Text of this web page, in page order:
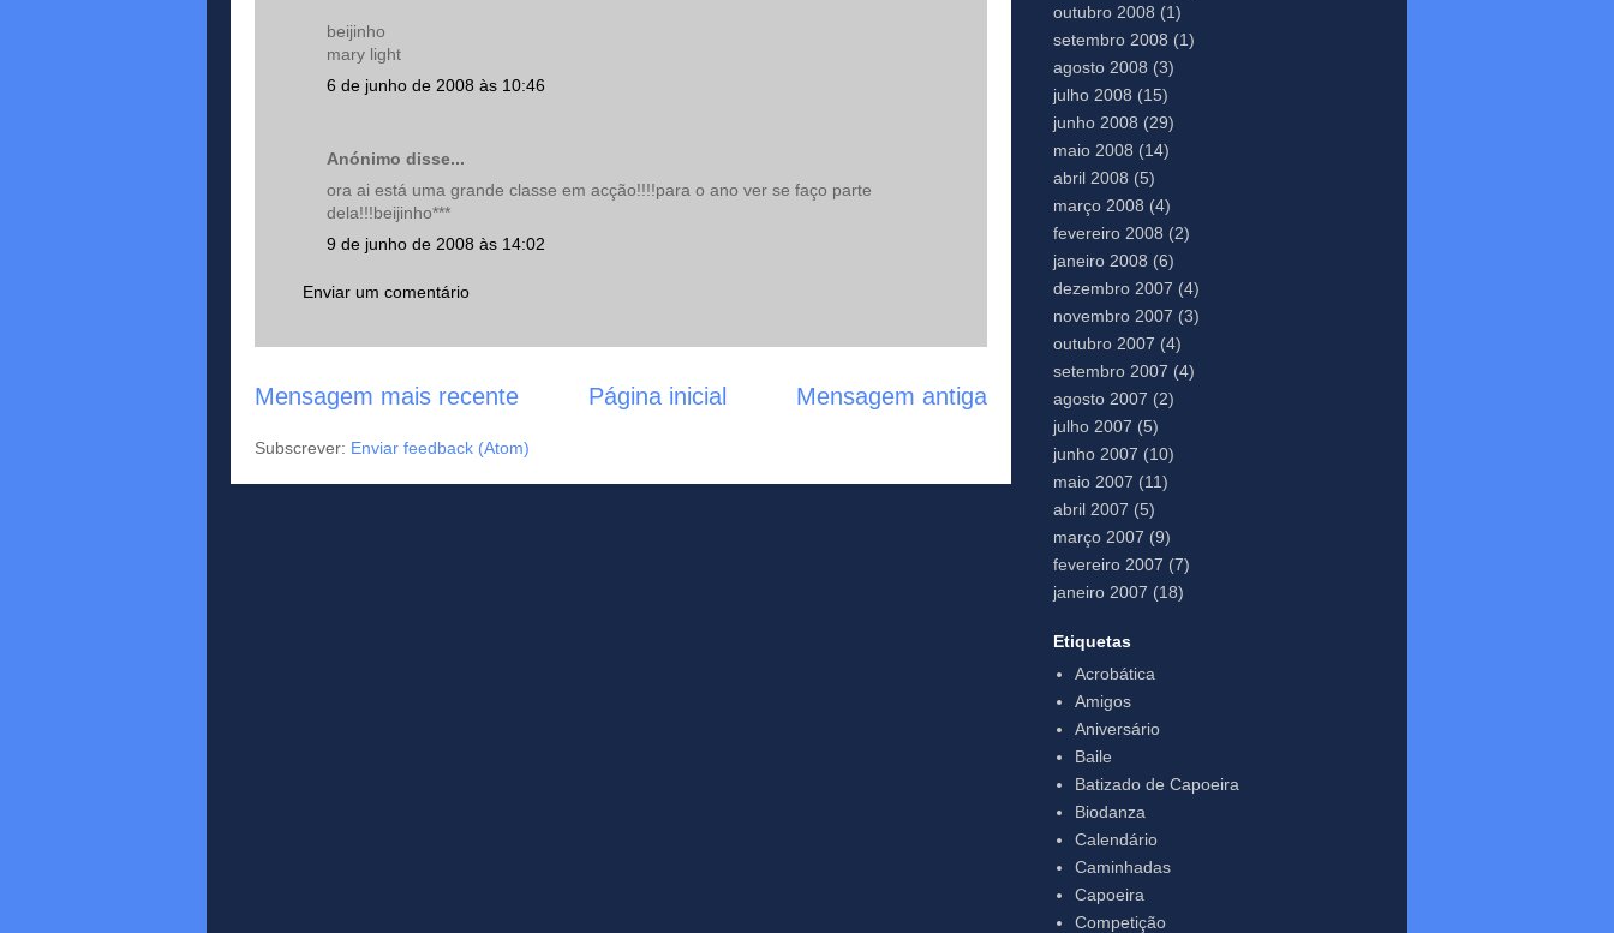
beijinho
mary light
6 de junho de 2008 às 10:46
Anónimo disse...
ora ai está uma grande classe em acção!!!!para o ano ver se faço parte
dela!!!beijinho***
9 de junho de 2008 às 14:02
Enviar um comentário
Mensagem mais recente Mensagem antiga
Página inicial
Subscrever: Enviar feedback (Atom)
outubro 2008 (1)
setembro 2008 (1)
agosto 2008 (3)
julho 2008 (15)
junho 2008 (29)
maio 2008 (14)
abril 2008 (5)
março 2008 (4)
fevereiro 2008 (2)
janeiro 2008 (6)
dezembro 2007 (4)
novembro 2007 (3)
outubro 2007 (4)
setembro 2007 (4)
agosto 2007 (2)
julho 2007 (5)
junho 2007 (10)
maio 2007 (11)
abril 2007 (5)
março 2007 (9)
fevereiro 2007 (7)
janeiro 2007 (18)
Etiquetas
Acrobática
Amigos
Aniversário
Baile
Batizado de Capoeira
Biodanza
Calendário
Caminhadas
Capoeira
Competição